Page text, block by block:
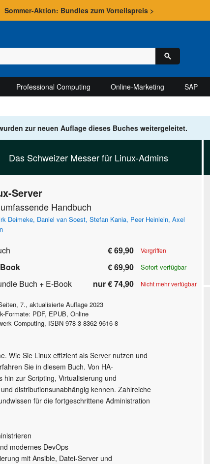
Sommer-Aktion: Bundles zum Vorteilspreis >
Professional Computing Online-Marketing SAP
zur neuen Auflage dieses Buches weitergeleitet.
Das Schweizer Messer für Linux-Admins
Server
Handbuch
Deimeke, Daniel van Soest, Stefan Kania, Peer Heinlein, Axel
€ 69,90 Vergriffen
€ 69,90 Sofort verfügbar
Buch + E-Book nur € 74,90 Nicht mehr verfügbar
7., aktualisierte Auflage 2023
Formate: PDF, EPUB, Online
Computing, ISBN 978-3-8362-9616-8
Wie Sie Linux effizient als Server nutzen und
Sie in diesem Buch. Von HA-
zur Scripting, Virtualisierung und
distributionsunabhängig kennen. Zahlreiche
für die fortgeschrittene Administration
modernes DevOps
mit Ansible, Datei-Server und